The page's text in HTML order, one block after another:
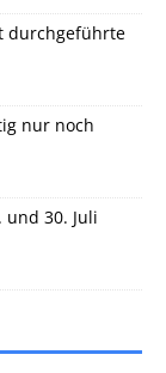
durchgeführte
nur noch
und 30. Juli